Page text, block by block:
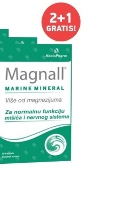
Izgubljena lozinka?